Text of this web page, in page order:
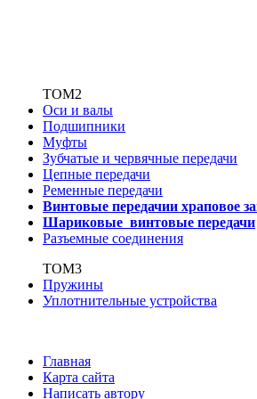
ТОМ2
Оси и валы
Подшипники
Муфты
Зубчатые и червячные передачи
Цепные передачи
Ременные передачи
Винтовые передачии храповое
Шариковые винтовые передачи
Разъемные соединения
ТОМ3
Пружины
Уплотнительные устройства
Главная
Карта сайта
Написать автору